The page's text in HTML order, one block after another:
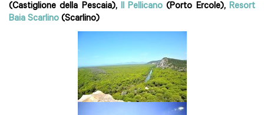
(Castiglione della Pescaia), Il Pellicano (Porto Ercole),Resort
Baia Scarlino (Scarlino)